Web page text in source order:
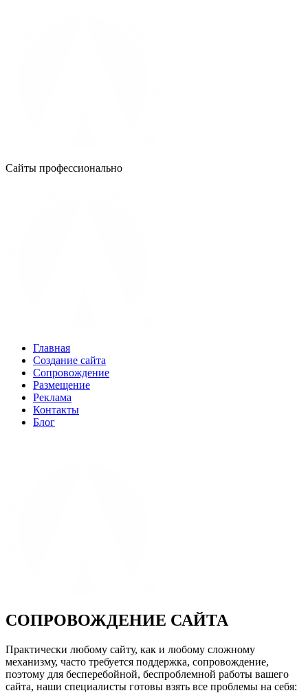
Сайты профессионально
Главная
Создание сайта
Сопровождение
Размещение
Реклама
Контакты
Блог
СОПРОВОЖДЕНИЕ САЙТА
Практически любому сайту, как и любому сложному
механизму, часто требуется поддержка, сопровождение,
поэтому для бесперебойной, беспроблемной работы вашего
сайта, наши специалисты готовы взять все проблемы на себя: